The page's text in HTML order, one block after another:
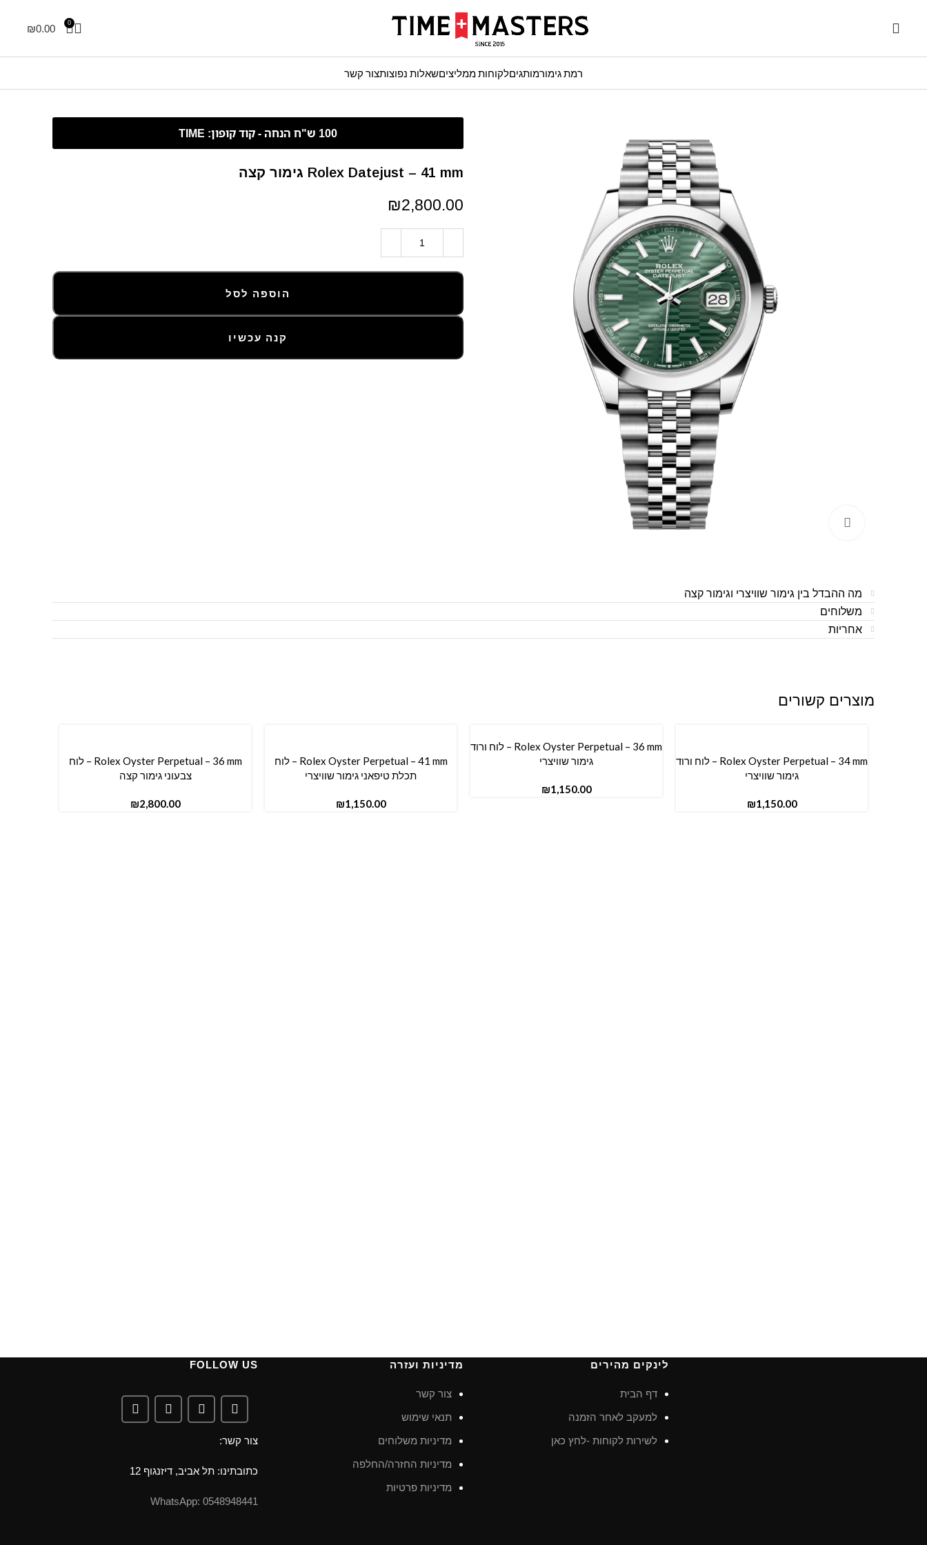
0
₪0.00
רמת גימורמותגיםלקוחות ממליציםשאלות נפוצותצור קשר
Rolex Datejust – 41 mm גימור קצה
₪
הוספה לסל
קנה עכשיו
מה ההבדל בין גימור שוויצרי וגימור קצה
משלוחים
אחריות
מוצרים קשורים
הוספה לסל
Rolex Oyster Perpetual – 34 mm – לוח ורוד
גימור שוויצרי
₪
הוספה לסל
Rolex Oyster Perpetual – 36 mm – לוח ורוד
גימור שוויצרי
₪
הוספה לסל
Rolex Oyster Perpetual – 41 mm – לוח
תכלת טיפאני גימור שוויצרי
₪
הוספה לסל
Rolex Oyster Perpetual – 36 mm – לוח
צבעוני גימור קצה
₪
לינקים מהירים
דף הבית
למעקב לאחר הזמנה
לשירות לקוחות -לחץ כאן
מדיניות ועזרה
צור קשר
תנאי שימוש
מדיניות משלוחים
מדיניות החזרה/החלפה
מדיניות פרטיות
FOLLOW US
צור קשר:
כתובתינו: תל אביב, דיזנגוף 12
0548948441 :WhatsApp